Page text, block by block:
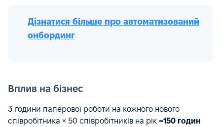
Дізнатися більше про автоматизований
онбординг
Вплив на бізнес
3 години паперової роботи на кожного нового
співробітника × 50 співробітників на рік =150 годин